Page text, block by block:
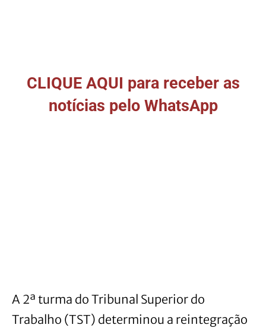
CLIQUE AQUI para receber as
notícias pelo WhatsApp
A 2ª turma do Tribunal Superior do
Trabalho (TST) determinou a reintegração